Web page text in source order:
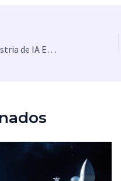
Guardiões Digitais: Como a Indústria de IA Está Criando Modelos para Vigiar Modelos